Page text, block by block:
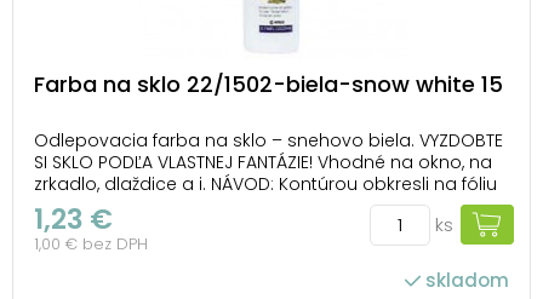
Farba na sklo 22/1502-biela-snow white 15
Odlepovacia farba na sklo – snehovo biela. VYZDOBTE
SI SKLO PODĽA VLASTNEJ FANTÁZIE! Vhodné na okno, na
zrkadlo, dlaždice a i. NÁVOD: Kontúrou obkresli na fóliu
obrázok, nechaj ho 1-2 hodiny zaschnúť. Vyfarbi a po
24 hodinách ho opatrne odlep z fólie a umiestni ho na
zvolený povrch. Farba j...
1,23 €
1,00 € bez DPH
ks
skladom